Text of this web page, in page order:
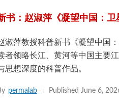
书：赵淑萍《凝望中国：卫
淑萍教授科普新书《凝望中国
者领略长江、黄河等中国主要
思想深度的科普作品。
permalab Published June 6,